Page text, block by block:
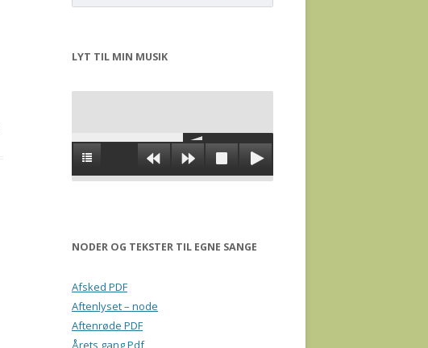
LYT TIL MIN MUSIK
NODER OG TEKSTER TIL EGNE SANGE
Afsked PDF
Aftenlyset – node
Aftenrøde PDF
Årets gang Pdf